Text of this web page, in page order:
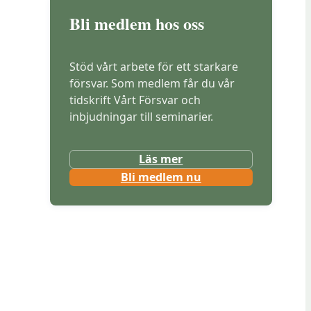
Bli medlem hos oss
Stöd vårt arbete för ett starkare
försvar. Som medlem får du vår
tidskrift Vårt Försvar och
inbjudningar till seminarier.
Läs mer
Bli medlem nu(
p